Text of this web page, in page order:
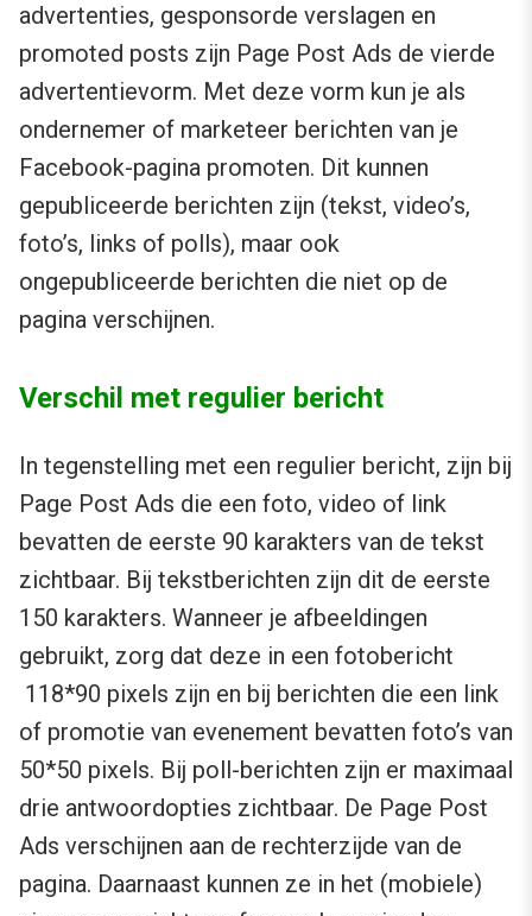
advertenties, gesponsorde verslagen en
promoted posts zijn Page Post Ads de vierde
advertentievorm. Met deze vorm kun je als
ondernemer of marketeer berichten van je
Facebook-pagina promoten. Dit kunnen
gepubliceerde berichten zijn (tekst, video’s,
foto’s, links of polls), maar ook
ongepubliceerde berichten die niet op de
pagina verschijnen.
Verschil met regulier bericht
In tegenstelling met een regulier bericht, zijn bij
Page Post Ads die een foto, video of link
bevatten de eerste 90 karakters van de tekst
zichtbaar. Bij tekstberichten zijn dit de eerste
150 karakters. Wanneer je afbeeldingen
gebruikt, zorg dat deze in een fotobericht
118*90 pixels zijn en bij berichten die een link
of promotie van evenement bevatten foto’s van
50*50 pixels. Bij poll-berichten zijn er maximaal
drie antwoordopties zichtbaar. De Page Post
Ads verschijnen aan de rechterzijde van de
pagina. Daarnaast kunnen ze in het (mobiele)